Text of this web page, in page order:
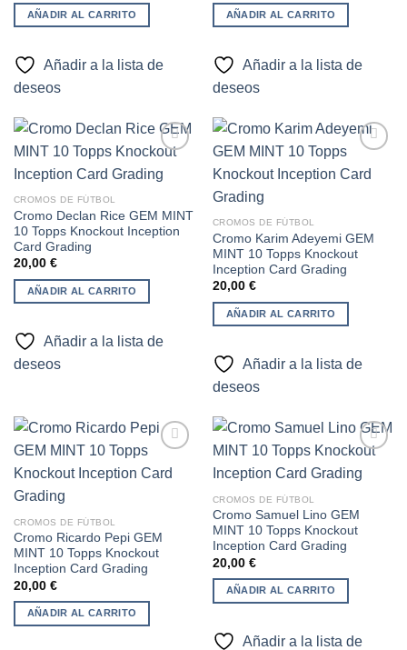
AÑADIR AL CARRITO
Añadir a la lista de
deseos
AÑADIR AL CARRITO
Añadir a la lista de
deseos
lista de
deseos
CROMOS DE FÚTBOL
Cromo Declan Rice GEM MINT
10 Topps Knockout Inception
Card Grading
20,00 €
AÑADIR AL CARRITO
Añadir a la lista de
deseos
deseos
CROMOS DE FÚTBOL
Cromo Karim Adeyemi GEM
MINT 10 Topps Knockout
Inception Card Grading
20,00 €
AÑADIR AL CARRITO
Añadir a la lista de
deseos
deseos
CROMOS DE FÚTBOL
Cromo Ricardo Pepi GEM
MINT 10 Topps Knockout
Inception Card Grading
20,00 €
AÑADIR AL CARRITO
lista de
deseos
CROMOS DE FÚTBOL
Cromo Samuel Lino GEM
MINT 10 Topps Knockout
Inception Card Grading
20,00 €
AÑADIR AL CARRITO
Añadir a la lista de